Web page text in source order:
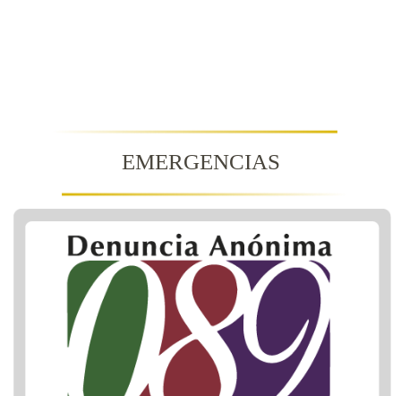
EMERGENCIAS